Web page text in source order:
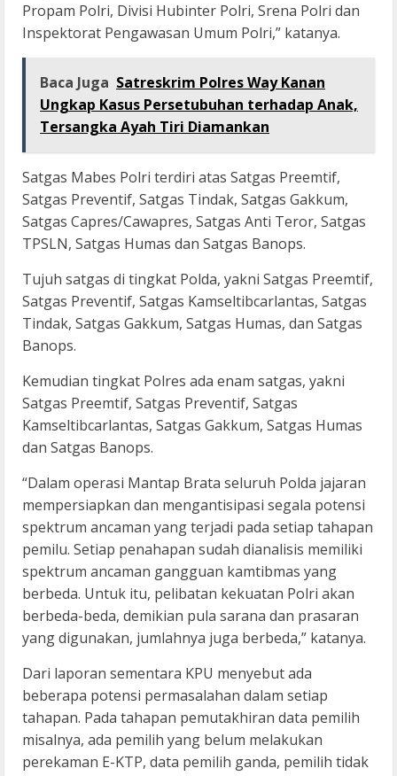
Propam Polri, Divisi Hubinter Polri, Srena Polri dan
Inspektorat Pengawasan Umum Polri,” katanya.
Baca Juga Satreskrim Polres Way Kanan
Ungkap Kasus Persetubuhan terhadap Anak,
Tersangka Ayah Tiri Diamankan
Satgas Mabes Polri terdiri atas Satgas Preemtif,
Satgas Preventif, Satgas Tindak, Satgas Gakkum,
Satgas Capres/Cawapres, Satgas Anti Teror, Satgas
TPSLN, Satgas Humas dan Satgas Banops.
Tujuh satgas di tingkat Polda, yakni Satgas Preemtif,
Satgas Preventif, Satgas Kamseltibcarlantas, Satgas
Tindak, Satgas Gakkum, Satgas Humas, dan Satgas
Banops.
Kemudian tingkat Polres ada enam satgas, yakni
Satgas Preemtif, Satgas Preventif, Satgas
Kamseltibcarlantas, Satgas Gakkum, Satgas Humas
dan Satgas Banops.
“Dalam operasi Mantap Brata seluruh Polda jajaran
mempersiapkan dan mengantisipasi segala potensi
spektrum ancaman yang terjadi pada setiap tahapan
pemilu. Setiap penahapan sudah dianalisis memiliki
spektrum ancaman gangguan kamtibmas yang
berbeda. Untuk itu, pelibatan kekuatan Polri akan
berbeda-beda, demikian pula sarana dan prasaran
yang digunakan, jumlahnya juga berbeda,” katanya.
Dari laporan sementara KPU menyebut ada
beberapa potensi permasalahan dalam setiap
tahapan. Pada tahapan pemutakhiran data pemilih
misalnya, ada pemilih yang belum melakukan
perekaman E-KTP, data pemilih ganda, pemilih tidak